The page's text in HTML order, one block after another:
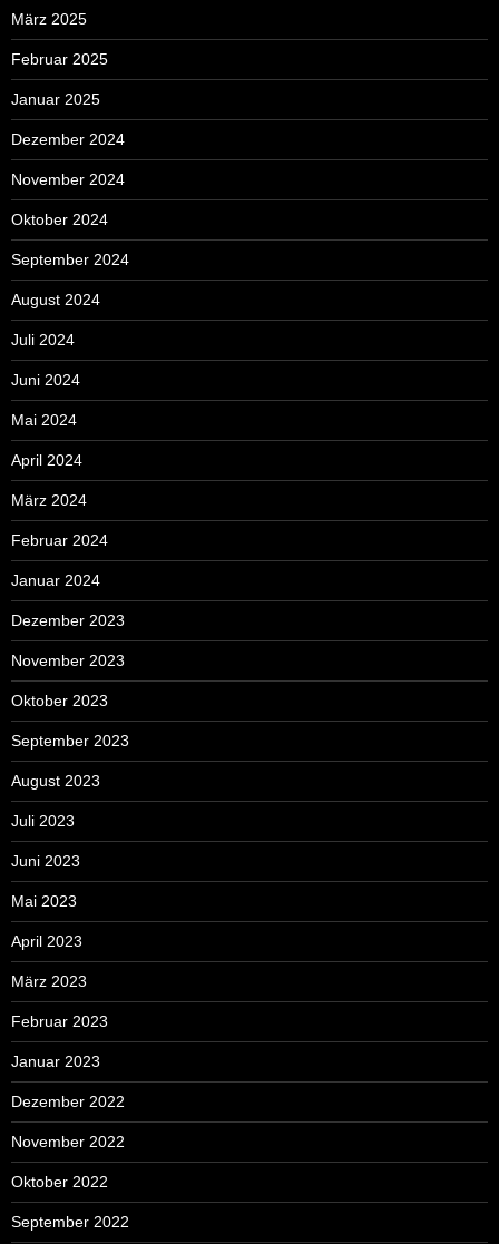
März 2025
Februar 2025
Januar 2025
Dezember 2024
November 2024
Oktober 2024
September 2024
August 2024
Juli 2024
Juni 2024
Mai 2024
April 2024
März 2024
Februar 2024
Januar 2024
Dezember 2023
November 2023
Oktober 2023
September 2023
August 2023
Juli 2023
Juni 2023
Mai 2023
April 2023
März 2023
Februar 2023
Januar 2023
Dezember 2022
November 2022
Oktober 2022
September 2022